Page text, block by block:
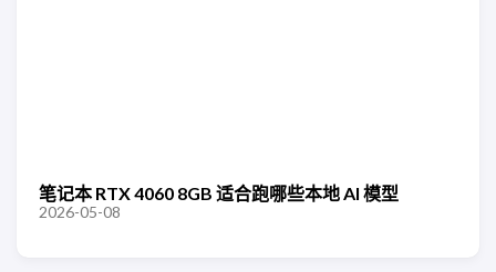
笔记本 RTX 4060 8GB 适合跑哪些本地 AI 模型
2026-05-08